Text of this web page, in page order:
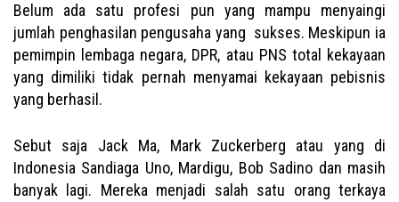
Belum ada satu profesi pun yang mampu menyaingi
jumlah penghasilan pengusaha yang sukses. Meskipun ia
pemimpin lembaga negara, DPR, atau PNS total kekayaan
yang dimiliki tidak pernah menyamai kekayaan pebisnis
yang berhasil.
Sebut saja Jack Ma, Mark Zuckerberg atau yang di
Indonesia Sandiaga Uno, Mardigu, Bob Sadino dan masih
banyak lagi. Mereka menjadi salah satu orang terkaya